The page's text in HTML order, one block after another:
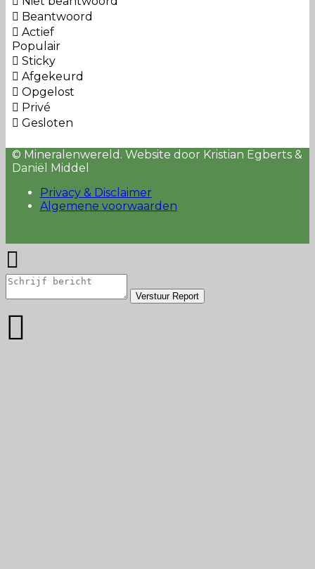
Beantwoord
Actief
Populair
Sticky
Afgekeurd
Opgelost
Privé
Gesloten
© Mineralenwereld. Website door Kristian Egberts &
Daniël Middel
Privacy & Disclaimer
Algemene voorwaarden